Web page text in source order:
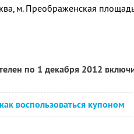
м. Преображенская
по 1 декабря 2012
воспользоваться купоном